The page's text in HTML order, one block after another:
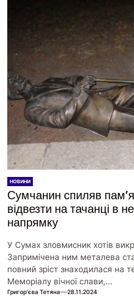
НОВИНИ
Сумчанин спиляв
відвезти на тачанці в
напрямку
У Сумах зловмисник хотів
Запримічена ним металева
повний зріст знаходилася на
Меморіалу вічної слави,...
Григор'єва Тетяна 28.11.2024